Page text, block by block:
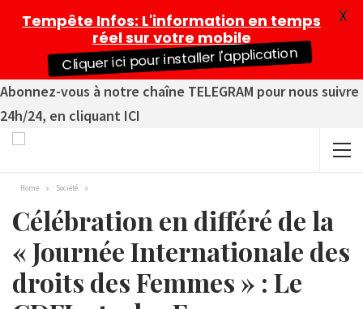
Abonnez-vous à notre chaîne TELEGRAM pour nous suivre
24h/24, en cliquant ICI
Home Société
Célébration en différé de la
« Journée Internationale des
droits des Femmes » : Le
Tempête Infos: L'information en temps
réel sur votre mobile
Cliquer ici pour installer l'application
X